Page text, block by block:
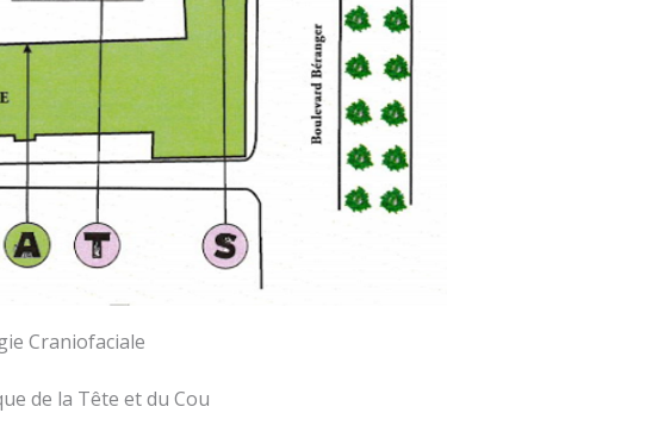
Craniofaciale
de la Tête et du Cou